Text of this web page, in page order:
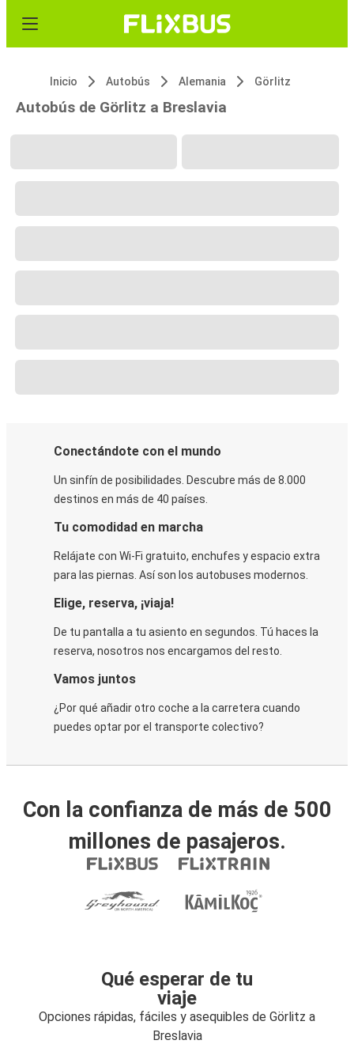
Inicio Autobús Alemania Görlitz
Autobús de Görlitz a Breslavia
Conectándote con el mundo
Un sinfín de posibilidades. Descubre más de 8.000
destinos en más de 40 países.
Tu comodidad en marcha
Relájate con Wi-Fi gratuito, enchufes y espacio extra
para las piernas. Así son los autobuses modernos.
Elige, reserva, ¡viaja!
De tu pantalla a tu asiento en segundos. Tú haces la
reserva, nosotros nos encargamos del resto.
Vamos juntos
¿Por qué añadir otro coche a la carretera cuando
puedes optar por el transporte colectivo?
Con la confianza de más de 500
millones de pasajeros.
Qué esperar de tu
viaje
Opciones rápidas, fáciles y asequibles de Görlitz a
Breslavia